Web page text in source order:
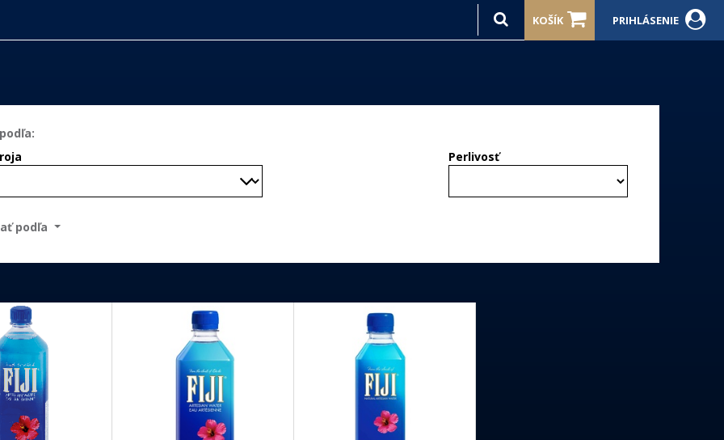
KOŠÍK PRIHLÁSENIE
Perlivosť
podľa